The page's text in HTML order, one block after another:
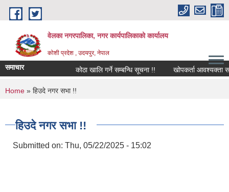
Skip to main content
वेलका नगरपालिका, नगर कार्यपालिकाको कार्यालय
कोशी प्रदेश , उदयपुर, नेपाल
समाचार कोठा खालि गर्ने सम्बन्धि सूचना !! खोपकर्ता आवश्यक्ता
You are here
Home » हिउदे नगर सभा !!
हिउदे नगर सभा !!
Submitted on: Thu, 05/22/2025 - 15:02